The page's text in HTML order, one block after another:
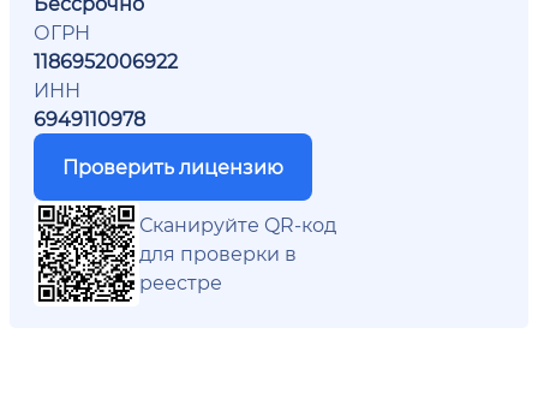
ОГРН
1186952006922
ИНН
6949110978
Проверить лицензию
Сканируйте QR-код
для проверки в
реестре